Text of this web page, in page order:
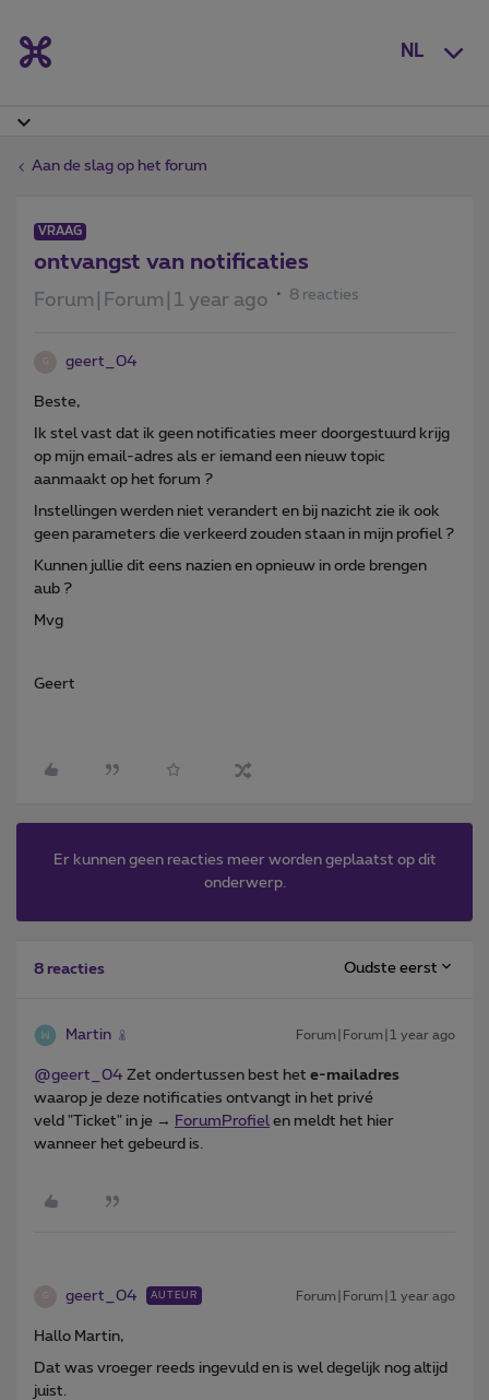
NL
Aan de slag op het forum
VRAAG
ontvangst van notificaties
Forum|Forum|1 year ago 8 reacties
geert_04
Beste,
Ik stel vast dat ik geen notificaties meer doorgestuurd krijg
op mijn email-adres als er iemand een nieuw topic
aanmaakt op het forum ?
Instellingen werden niet verandert en bij nazicht zie ik ook
geen parameters die verkeerd zouden staan in mijn profiel ?
Kunnen jullie dit eens nazien en opnieuw in orde brengen
aub ?
Mvg
Geert
Er kunnen geen reacties meer worden geplaatst op dit
onderwerp.
8 reacties Oudste eerst
Martin Forum|Forum|1 year ago
@geert_04 Zet ondertussen best het e-mailadres
waarop je deze notificaties ontvangt in het privé
veld "Ticket" in je → ForumProfiel en meldt het hier
wanneer het gebeurd is.
geert_04 AUTEUR Forum|Forum|1 year ago
Hallo Martin,
Dat was vroeger reeds ingevuld en is wel degelijk nog altijd
juist.